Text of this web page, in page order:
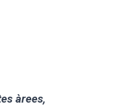
àrees,